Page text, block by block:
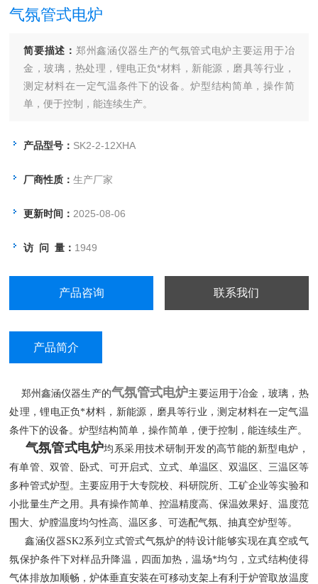
气氛管式电炉
简要描述： 郑州鑫涵仪器生产的气氛管式电炉主要运用于冶
金，玻璃，热处理，锂电正负*材料，新能源，磨具等行业，
测定材料在一定气温条件下的设备。炉型结构简单，操作简
单，便于控制，能连续生产。
产品型号： SK2-2-12XHA
厂商性质：生产厂家
更新时间： 2025-08-06
访 问 量： 1949
产品咨询 联系我们
产品简介
郑州鑫涵仪器生产的气氛管式电炉主要运用于冶金，玻璃，热
处理，锂电正负*材料，新能源，磨具等行业，测定材料在一定气温
条件下的设备。炉型结构简单，操作简单，便于控制，能连续生产。
气氛管式电炉均系采用技术研制开发的高节能的新型电炉，
有单管、双管、卧式、可开启式、立式、单温区、双温区、三温区等
多种管式炉型。主要应用于大专院校、科研院所、工矿企业等实验和
小批量生产之用。具有操作简单、控温精度高、保温效果好、温度范
围大、炉膛温度均匀性高、温区多、可选配气氛、抽真空炉型等。
鑫涵仪器SK2系列立式管式气氛炉的特设计能够实现在真空或气
氛保护条件下对样品升降温，四面加热，温场*均匀，立式结构使得
气体排放加顺畅，炉体垂直安装在可移动支架上有利于炉管取放温度